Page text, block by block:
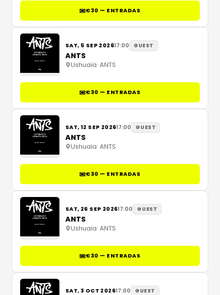
€30 — ENTRADAS
SAT, 5 SEP 202617:00 GUEST
ANTS
Ushuaïa· ANTS
€30 — ENTRADAS
SAT, 12 SEP 202617:00 GUEST
ANTS
Ushuaïa· ANTS
€30 — ENTRADAS
SAT, 26 SEP 202617:00 GUEST
ANTS
Ushuaïa· ANTS
€30 — ENTRADAS
SAT, 3 OCT 202617:00 GUEST